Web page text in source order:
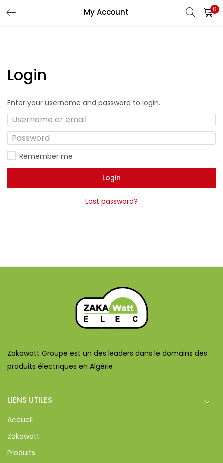
My Account 0
Login
Enter your username and password to login.
Remember me
Login
Lost password?
Zakawatt Groupe est un des leaders dans le domains des
produits électriques en Algérie
LIENS UTILES
Accueil
Zakawatt
Produits